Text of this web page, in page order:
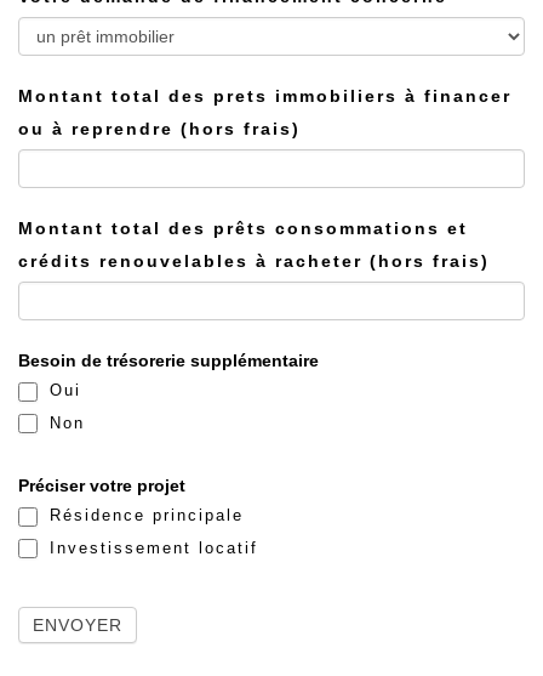
Montant total des prets immobiliers à financer
ou à reprendre (hors frais)
Montant total des prêts consommations et
crédits renouvelables à racheter (hors frais)
Besoin de trésorerie supplémentaire
Oui
Non
Préciser votre projet
Résidence principale
Investissement locatif
ENVOYER